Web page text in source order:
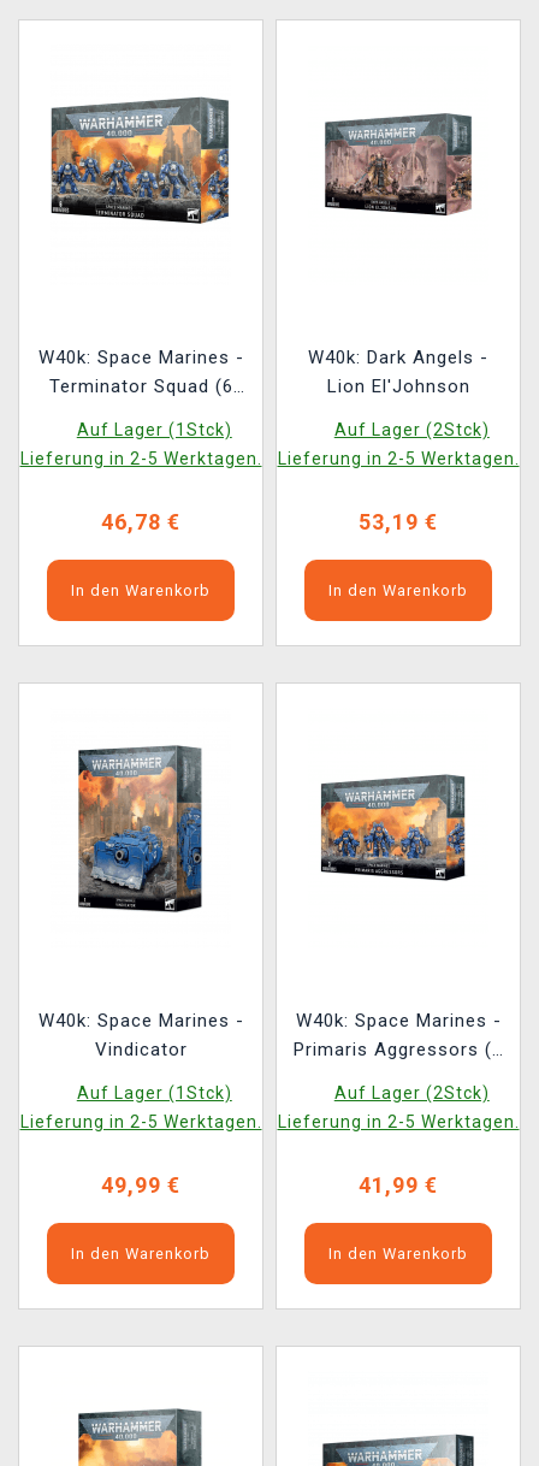
W40k: Space Marines -
Terminator Squad (6
Auf Lager (1Stck)
Lieferung in 2-5 Werktagen.
46,78 €
In den Warenkorb
W40k: Dark Angels -
Lion El'Johnson
Auf Lager (2Stck)
Lieferung in 2-5 Werktagen.
53,19 €
In den Warenkorb
W40k: Space Marines -
Vindicator
Auf Lager (1Stck)
Lieferung in 2-5 Werktagen.
49,99 €
In den Warenkorb
W40k: Space Marines -
Primaris Aggressors (3
Auf Lager (2Stck)
Lieferung in 2-5 Werktagen.
41,99 €
In den Warenkorb